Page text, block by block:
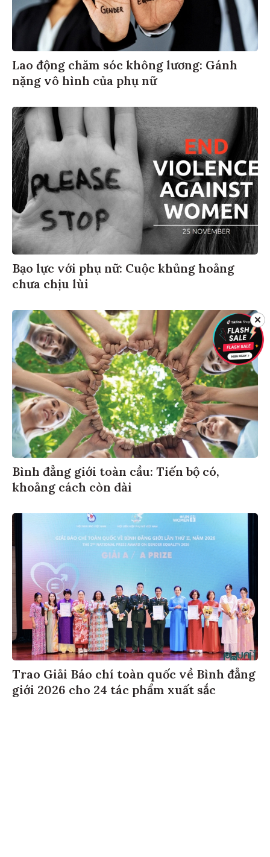
Lao động chăm sóc không lương: Gánh
nặng vô hình của phụ nữ
Bạo lực với phụ nữ: Cuộc khủng hoảng
chưa chịu lùi
Bình đẳng giới toàn cầu: Tiến bộ có,
khoảng cách còn dài
Trao Giải Báo chí toàn quốc về Bình đẳng
giới 2026 cho 24 tác phẩm xuất sắc
✕